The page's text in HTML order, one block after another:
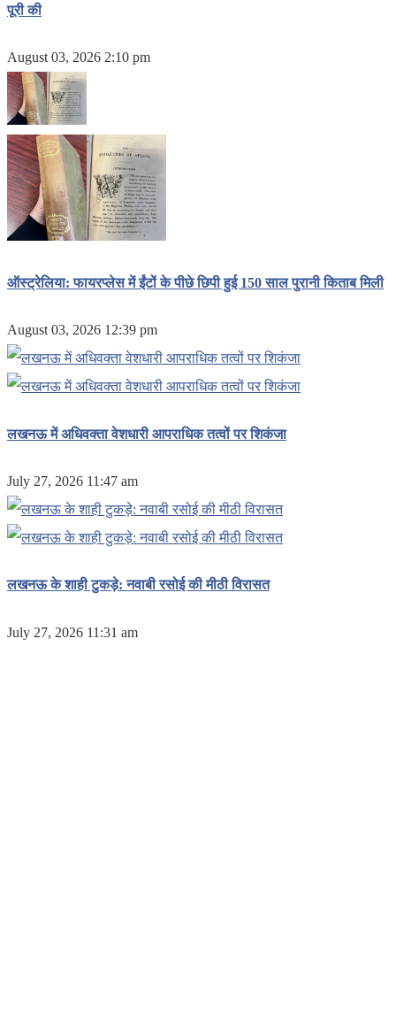
पूरी की
August 03, 2026 2:10 pm
ऑस्ट्रेलिया: फायरप्लेस में ईंटों के पीछे छिपी हुई 150 साल पुरानी किताब मिली
August 03, 2026 12:39 pm
लखनऊ में अधिवक्ता वेशधारी आपराधिक तत्वों पर शिकंजा
July 27, 2026 11:47 am
लखनऊ के शाही टुकड़े: नवाबी रसोई की मीठी विरासत
July 27, 2026 11:31 am